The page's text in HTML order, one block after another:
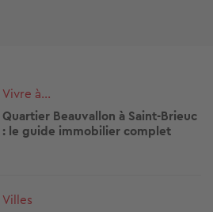
Vivre à...
Quartier Beauvallon à Saint-Brieuc
: le guide immobilier complet
Villes